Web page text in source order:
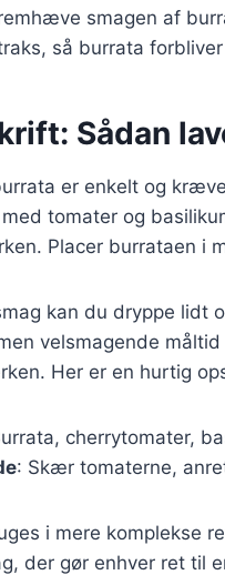
smagen af
så burrata
Sådan
er enkelt og
tomater og
Placer burrataen i
kan du dryppe lidt
velsmagende
Her er en hurtig
cherrytomater,
: Skær tomaterne,
i mere komplekse
der gør enhver ret til